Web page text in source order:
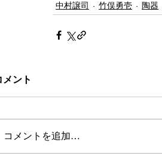
中村譲司 竹俣勇壱 陶器
メント
コメントを追加…